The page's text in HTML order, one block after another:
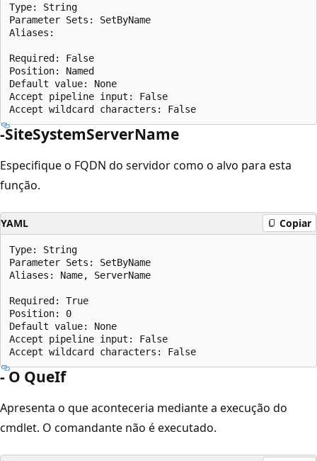
Type: String
Parameter Sets: SetByName
Aliases:
Required: False
Position: Named
Default value: None
Accept pipeline input: False
-SiteSystemServerName
Especifique o FQDN do servidor como o alvo para esta
função.
YAML Copiar
Type: String
Parameter Sets: SetByName
Aliases: Name, ServerName
Required: True
Position: 0
Default value: None
Accept pipeline input: False
- O QueIf
Apresenta o que aconteceria mediante a execução do
cmdlet. O comandante não é executado.